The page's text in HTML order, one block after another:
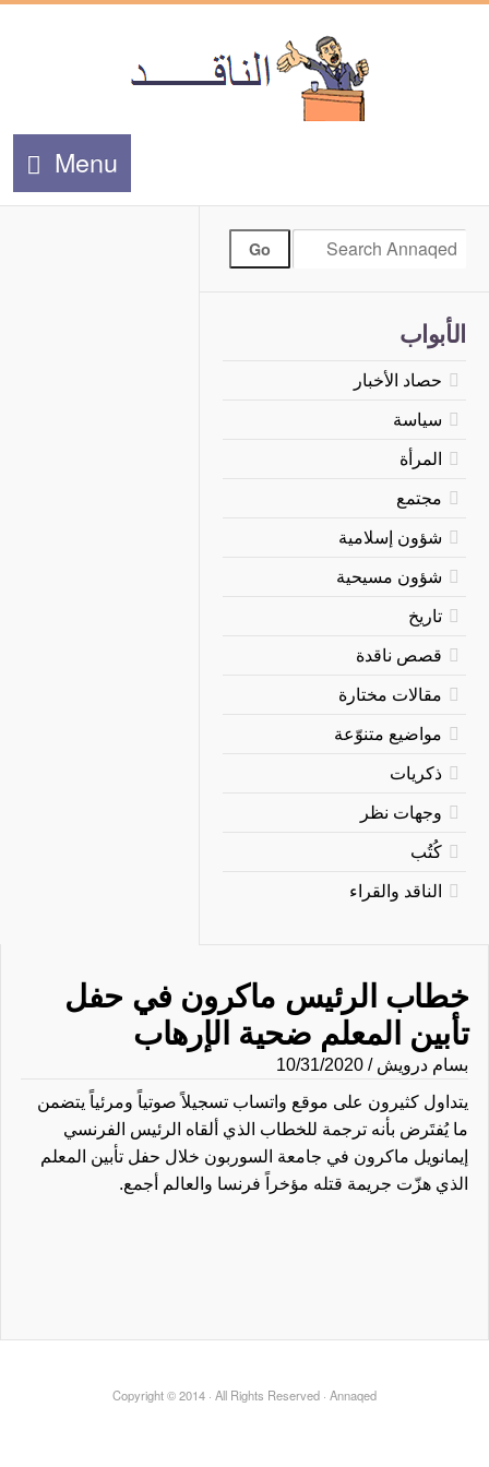
Menu
الأبواب
حصاد الأخبار
سياسة
المرأة
مجتمع
شؤون إسلامية
شؤون مسيحية
تاريخ
قصص ناقدة
مقالات مختارة
مواضيع متنوّعة
ذكريات
وجهات نظر
كُتُب
الناقد والقراء
خطاب الرئيس ماكرون في حفل
تأبين المعلم ضحية الإرهاب
بسام درويش / 10/31/2020
يتداول كثيرون على موقع واتساب تسجيلاً صوتياً ومرئياً يتضمن
ما يُفتَرض بأنه ترجمة للخطاب الذي ألقاه الرئيس الفرنسي
إيمانويل ماكرون في جامعة السوربون خلال حفل تأبين المعلم
الذي هزّت جريمة قتله مؤخراً فرنسا والعالم أجمع.
Copyright © 2014 · All Rights Reserved · Annaqed